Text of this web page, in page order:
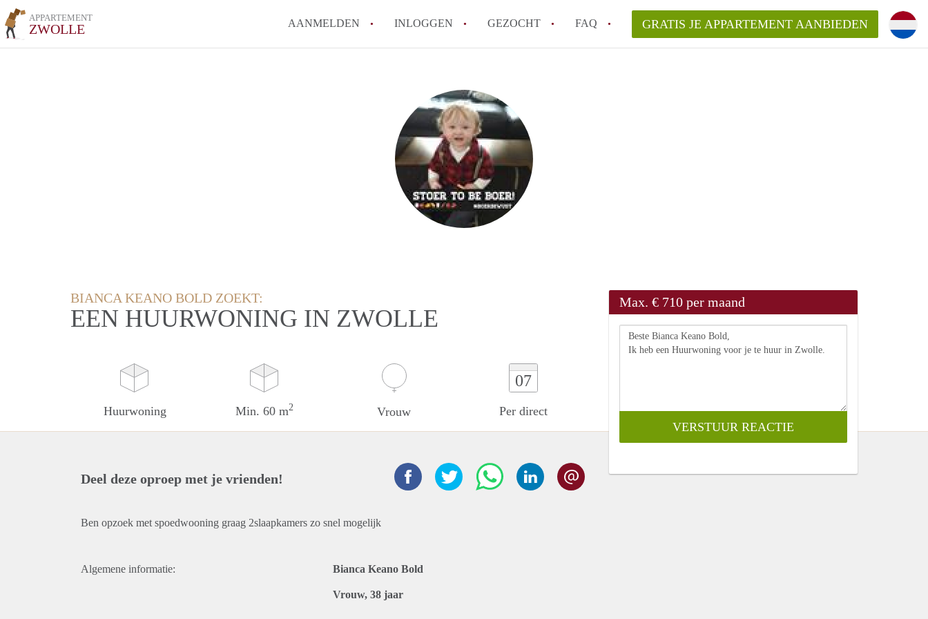
APPARTEMENT
ZWOLLE AANMELDEN INLOGGEN GEZOCHT FAQ
How to translate AppartementZwolle!
Wat is AppartementZwolle?
Hoeveel kost het om te reageren op een Appartement in Zwolle?
Wat is de privacyverklaring van AppartementZwolle?
Berekent AppartementZwolle
makelaarsvergoeding/bemiddelingsvergoeding?
Alle veelgestelde vragen
GRATIS JE APPARTEMENT AANBIEDEN
BIANCA KEANO BOLD ZOEKT:
EEN HUURWONING IN ZWOLLE
Huurwoning Min. 60 m2 Vrouw
07
Per direct
Max. € 710 per maand
Deel deze oproep met je vrienden!
Ben opzoek met spoedwooning graag 2slaapkamers zo snel mogelijk
Algemene informatie: Bianca Keano Bold
Vrouw, 38 jaar